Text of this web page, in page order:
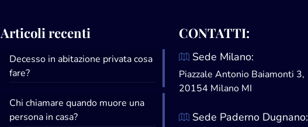
Articoli recenti
Decesso in abitazione privata cosa
fare?
Chi chiamare quando muore una
persona in casa?
CONTATTI:
Sede Milano:
Piazzale Antonio Baiamonti 3,
20154 Milano MI
Sede Paderno Dugnano: